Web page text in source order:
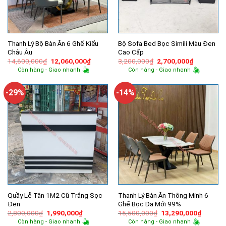
Thanh Lý Bộ Bàn Ăn 6 Ghế Kiểu
Châu Âu
14,600,000₫ Giá
gốc
là:
12,060,000₫Giá
hiện
12,060,000₫.
Còn hàng - Giao nhanh
Bộ Sofa Bed Bọc Simili Màu Đen
Cao Cấp
3,200,000₫ Giá
gốc
là:
2,700,000₫Giá
hiện
tại
Còn hàng - Giao nhanh
-29%
Quầy Lễ Tân 1M2 Cũ Trắng Sọc
Đen
2,800,000₫ Giá
gốc
1,990,000₫Giá
hiện
Còn hàng - Giao nhanh
-14%
Thanh Lý Bàn Ăn Thông Minh 6
Ghế Bọc Da Mới 99%
15,500,000₫ Giá
gốc
13,290,000₫Giá
hiện
Còn hàng - Giao nhanh